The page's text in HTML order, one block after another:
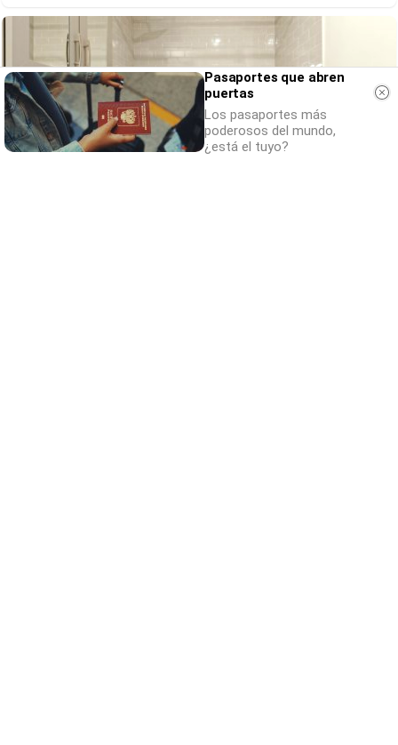
Pasaportes que abren
puertas
Los pasaportes más
poderosos del mundo,
¿está el tuyo?